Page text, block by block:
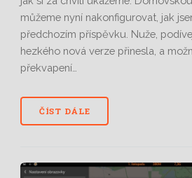
můžeme nyní nakonfigurovat, jak
předchozím příspěvku. Nuže,
hezkého nová verze přinesla, a
překvapení…
ČÍST DÁLE